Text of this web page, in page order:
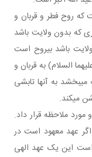
که روح فطر و قربان و
که بدون ولایت باشد
باشد بی روح است
السلام) به قربان و
بخشد به آنها تابشی
می کند.
مورد ملاحظه قرار داد.
عهد معهود است در
است این یک عهد الهی